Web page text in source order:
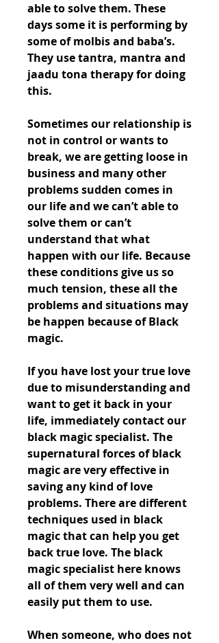
able to solve them. These
days some it is performing by
some of molbis and baba’s.
They use tantra, mantra and
jaadu tona therapy for doing
this.
Sometimes our relationship is
not in control or wants to
break, we are getting loose in
business and many other
problems sudden comes in
our life and we can’t able to
solve them or can’t
understand that what
happen with our life. Because
these conditions give us so
much tension, these all the
problems and situations may
be happen because of Black
magic.
If you have lost your true love
due to misunderstanding and
want to get it back in your
life, immediately contact our
black magic specialist. The
supernatural forces of black
magic are very effective in
saving any kind of love
problems. There are different
techniques used in black
magic that can help you get
back true love. The black
magic specialist here knows
all of them very well and can
easily put them to use.
When someone, who does not